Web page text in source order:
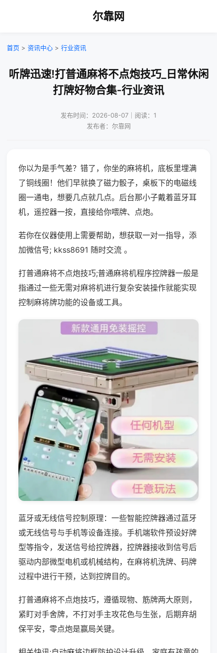
尔靠网
首页 > 资讯中心 > 行业资讯
听牌迅速!打普通麻将不点炮技巧_日常休闲
打牌好物合集-行业资讯
发布时间：2026-08-07｜阅读：1
发布者：尔靠网
你以为是手气差？错了，你坐的麻将机，底板里埋满
了铜线圈！他们早就换了磁力骰子，桌板下的电磁线
圈一通电，想要几点就几点。后台那小子戴着蓝牙耳
机，遥控器一按，直接给你喂牌、点炮。
若你在仪器使用上需要帮助，想获取一对一指导，添
加微信号; kkss8691 随时交流 。
打普通麻将不点炮技巧;普通麻将机程序控牌器一般是
指通过一些无需对麻将机进行复杂安装操作就能实现
控制麻将牌功能的设备或工具。
蓝牙或无线信号控制原理：一些智能控牌器通过蓝牙
或无线信号与手机等设备连接。手机端软件预设好牌
型等指令，发送信号给控牌器，控牌器接收到信号后
驱动内部微型电机或机械结构，在麻将机洗牌、码牌
过程中进行干预，达到控牌目的。
打普通麻将不点炮技巧，遵循现物、筋牌两大原则，
紧盯对手舍牌，不打对手主攻花色与生张，后期弃胡
保平安，零点炮是赢局关键。